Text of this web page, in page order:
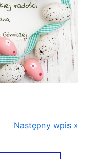
N
x
Następny wpis